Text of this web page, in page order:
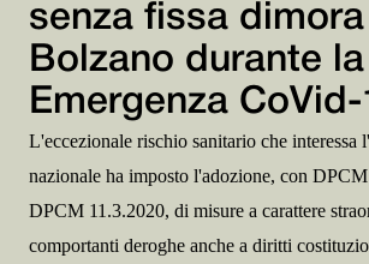
Attività e progetti
Alexander Langer
Partecipa
senza fissa
Bolzano durante
Emergenza CoVid-
L'eccezionale rischio sanitario che interessa
nazionale ha imposto l'adozione, con
DPCM 11.3.2020, di misure a carattere
comportanti deroghe anche a diritti